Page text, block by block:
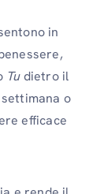
in
Tudietro il
o
efficace